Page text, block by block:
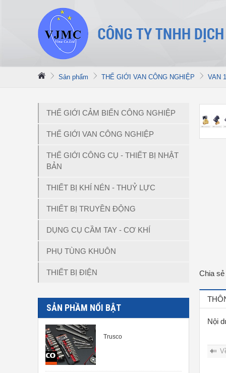
Sản phẩm THẾ GIỚI VAN CÔNG NGHIỆP VAN
THẾ GIỚI CẢM BIẾN CÔNG NGHIỆP
THẾ GIỚI VAN CÔNG NGHIỆP
THẾ GIỚI CÔNG CỤ - THIẾT BỊ NHẬT
BẢN
THIẾT BỊ KHÍ NÉN - THUỶ LỰC
THIẾT BỊ TRUYỀN ĐỘNG
DỤNG CỤ CẦM TAY - CƠ KHÍ
PHỤ TÙNG KHUÔN
THIẾT BỊ ĐIỆN
SẢN PHẦM NỔI BẬT
Trusco
Chia
Nội